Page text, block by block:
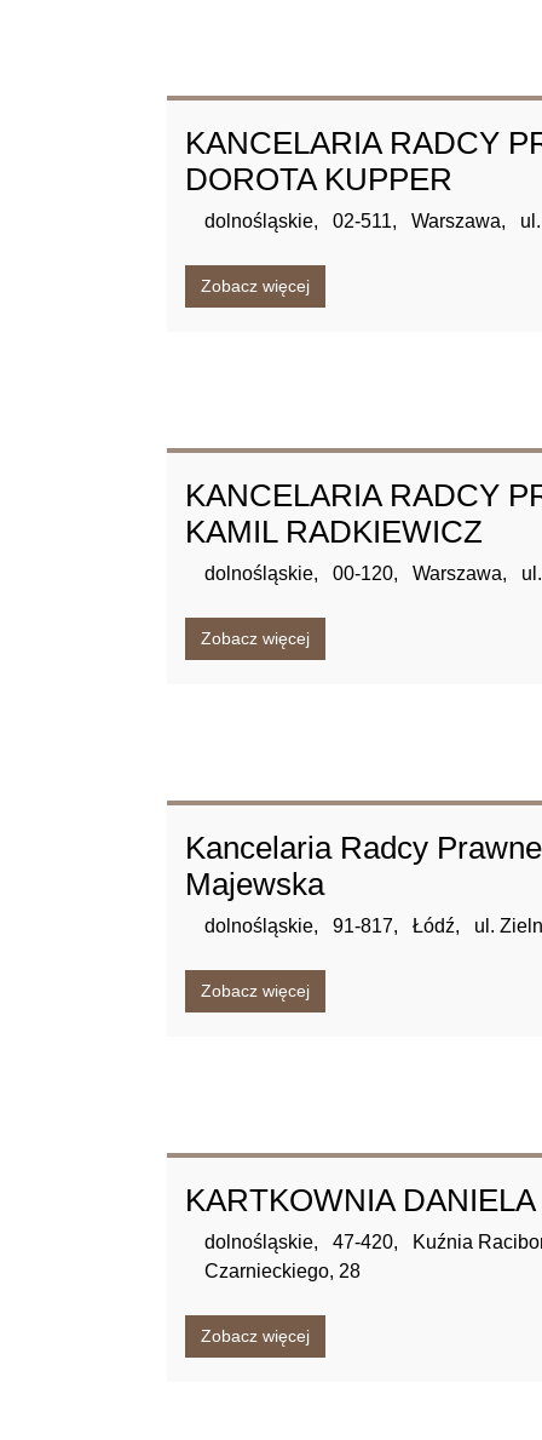
KANCELARIA RADCY
DOROTA KUPPER
dolnośląskie, 02-511, Warszawa,
Zobacz więcej
KANCELARIA RADCY
KAMIL RADKIEWICZ
dolnośląskie, 00-120, Warszawa,
Zobacz więcej
Kancelaria Radcy
Majewska
dolnośląskie, 91-817, Łódź, ul.
Zobacz więcej
KARTKOWNIA
dolnośląskie, 47-420,
Kuźnia
Czarnieckiego, 28
Zobacz więcej